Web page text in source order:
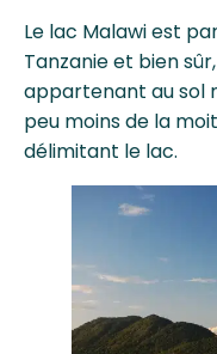
Le lac Malawi est
Tanzanie et bien
appartenant au sol
peu moins de la
délimitant le lac.